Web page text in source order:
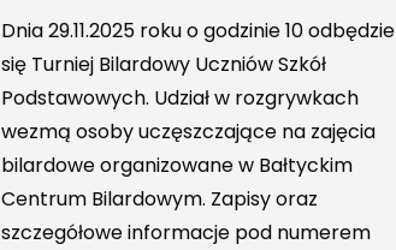
Dnia 29.11.2025 roku o godzinie 10 odbędzie
się Turniej Bilardowy Uczniów Szkół
Podstawowych. Udział w rozgrywkach
wezmą osoby uczęszczające na zajęcia
bilardowe organizowane w Bałtyckim
Centrum Bilardowym. Zapisy oraz
szczegółowe informacje pod numerem